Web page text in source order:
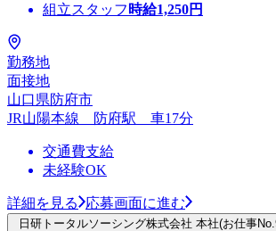
組立スタッフ 時給1,250円
勤務地
面接地
山口県防府市
JR山陽本線 防府駅 車17分
交通費支給
未経験OK
詳細を見る 応募画面に進む
日研トータルソーシング株式会社 本社(お仕事